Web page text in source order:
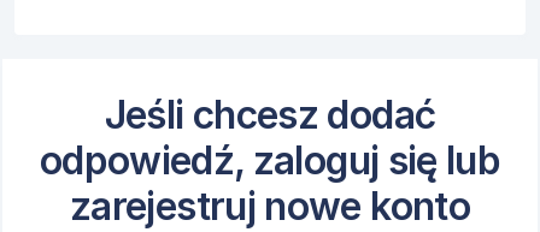
Jeśli chcesz dodać
odpowiedź, zaloguj się lub
zarejestruj nowe konto